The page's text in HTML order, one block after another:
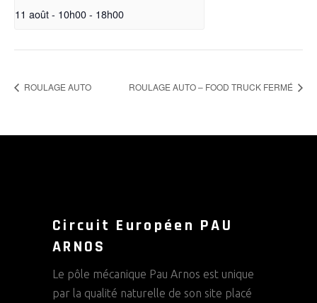
11 août - 10h00- 18h00
ROULAGE AUTO ROULAGE AUTO – FOOD TRUCK FERMÉ
Circuit Européen PAU
ARNOS
Le pôle mécanique Pau Arnos est unique
par la qualité naturelle de son site placé